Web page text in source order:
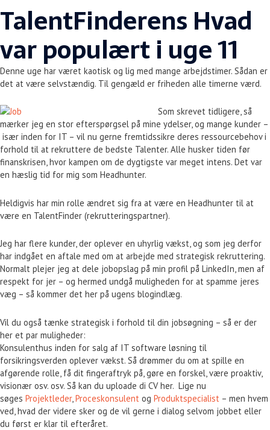
TalentFinderens Hvad
var populært i uge 11
Denne uge har været kaotisk og lig med mange arbejdstimer. Sådan er
det at være selvstændig. Til gengæld er friheden alle timerne værd.
Som skrevet tidligere, så
mærker jeg en stor efterspørgsel på mine ydelser, og mange kunder –
især inden for IT – vil nu gerne fremtidssikre deres ressourcebehov i
forhold til at rekruttere de bedste Talenter. Alle husker tiden før
finanskrisen, hvor kampen om de dygtigste var meget intens. Det var
en hæslig tid for mig som Headhunter.
Heldigvis har min rolle ændret sig fra at være en Headhunter til at
være en TalentFinder (rekrutteringspartner).
Jeg har flere kunder, der oplever en uhyrlig vækst, og som jeg derfor
har indgået en aftale med om at arbejde med strategisk rekruttering.
Normalt plejer jeg at dele jobopslag på min profil på LinkedIn, men af
respekt for jer – og hermed undgå muligheden for at spamme jeres
væg – så kommer det her på ugens blogindlæg.
Vil du også tænke strategisk i forhold til din jobsøgning – så er der
her et par muligheder:
Konsulenthus inden for salg af IT software løsning til
forsikringsverden oplever vækst. Så drømmer du om at spille en
afgørende rolle, få dit fingeraftryk på, gøre en forskel, være proaktiv,
visionær osv. osv. Så kan du uploade di CV her. Lige nu
søges Projektleder, Proceskonsulent og Produktspecialist – men hvem
ved, hvad der videre sker og de vil gerne i dialog selvom jobbet eller
du først er klar til efteråret.